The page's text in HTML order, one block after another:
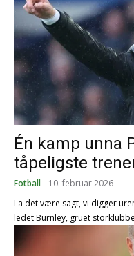
Én kamp unna
tåpeligste
Fotball 10. februar 2026
La det være sagt, vi digger
ledet Burnley, gruet